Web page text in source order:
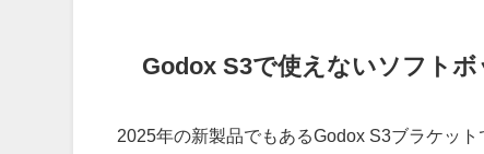
Godox S3で使えないソフト
2025年の新製品でもあるGodox S3ブラケッ